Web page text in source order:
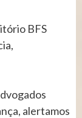
BFS
alertamos